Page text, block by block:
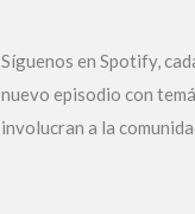
Síguenos en Spotify,
nuevo episodio con
involucran a la